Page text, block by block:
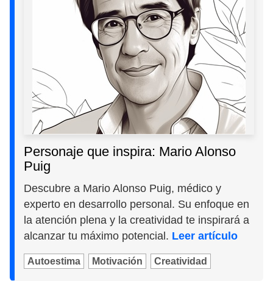
Personaje que inspira: Mario Alonso
Puig
Descubre a Mario Alonso Puig, médico y
experto en desarrollo personal. Su enfoque en
la atención plena y la creatividad te inspirará a
alcanzar tu máximo potencial. Leer artículo
Autoestima Motivación Creatividad